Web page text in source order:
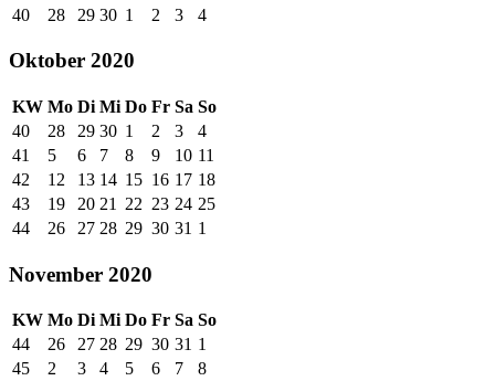
40
28 29 30 1 2 3 4
Oktober 2020
KW Mo Di Mi Do Fr Sa So
40
28 29 30 1 2 3
4
41
5 6 7 8 9 10 11
42
12 13 14 15 16 17 18
43
19 20 21 22 23 24 25
44
26 27 28 29 30 31 1
November 2020
KW Mo Di Mi Do Fr Sa So
44
26 27 28 29 30 31 1
45
2 3 4 5 6 7
8